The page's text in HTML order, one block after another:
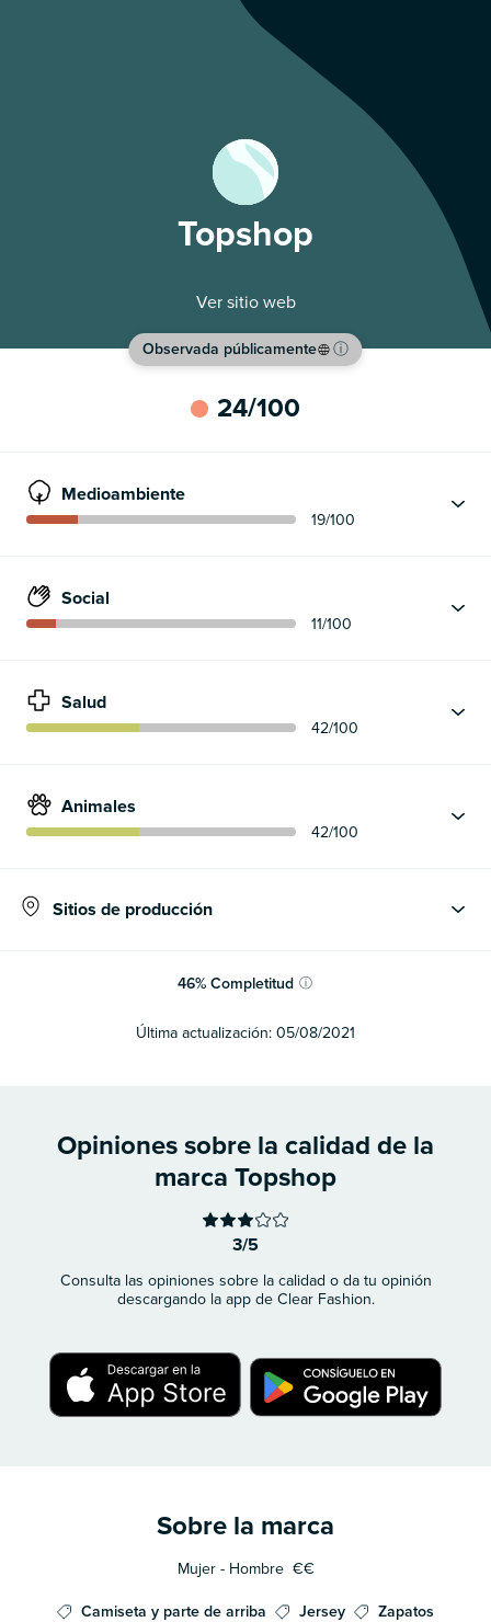
Topshop
Ver sitio web
Observada públicamente ⓘ
24/100
Medioambiente
19/100
Social
11/100
Salud
42/100
Animales
42/100
Sitios de producción
46% Completitud ⓘ
Última actualización: 05/08/2021
Opiniones sobre la calidad de la
marca Topshop
3/5
Consulta las opiniones sobre la calidad o da tu opinión
descargando la app de Clear Fashion.
Sobre la marca
Mujer - Hombre €€
Camiseta y parte de arriba Jersey
Zapatos